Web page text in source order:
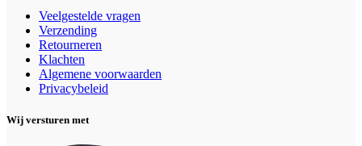
Veelgestelde vragen
Verzending
Retourneren
Klachten
Algemene voorwaarden
Privacybeleid
Wij versturen met